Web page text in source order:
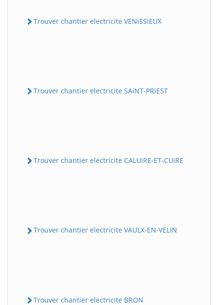
Trouver chantier electricite VENiSSiEUX
Trouver chantier electricite SAiNT-PRiEST
Trouver chantier electricite CALUiRE-ET-CUiRE
Trouver chantier electricite VAULX-EN-VELiN
Trouver chantier electricite BRON